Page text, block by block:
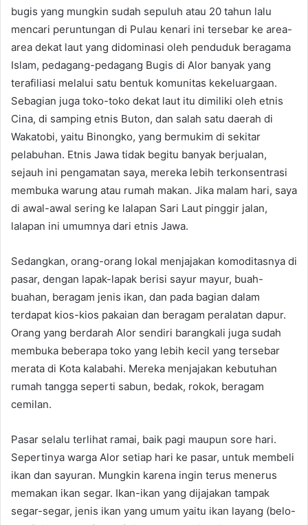
bugis yang mungkin sudah sepuluh atau 20 tahun lalu
mencari peruntungan di Pulau kenari ini tersebar ke area-
area dekat laut yang didominasi oleh penduduk beragama
Islam, pedagang-pedagang Bugis di Alor banyak yang
terafiliasi melalui satu bentuk komunitas kekeluargaan.
Sebagian juga toko-toko dekat laut itu dimiliki oleh etnis
Cina, di samping etnis Buton, dan salah satu daerah di
Wakatobi, yaitu Binongko, yang bermukim di sekitar
pelabuhan. Etnis Jawa tidak begitu banyak berjualan,
sejauh ini pengamatan saya, mereka lebih terkonsentrasi
membuka warung atau rumah makan. Jika malam hari, saya
di awal-awal sering ke lalapan Sari Laut pinggir jalan,
lalapan ini umumnya dari etnis Jawa.
Sedangkan, orang-orang lokal menjajakan komoditasnya di
pasar, dengan lapak-lapak berisi sayur mayur, buah-
buahan, beragam jenis ikan, dan pada bagian dalam
terdapat kios-kios pakaian dan beragam peralatan dapur.
Orang yang berdarah Alor sendiri barangkali juga sudah
membuka beberapa toko yang lebih kecil yang tersebar
merata di Kota kalabahi. Mereka menjajakan kebutuhan
rumah tangga seperti sabun, bedak, rokok, beragam
cemilan.
Pasar selalu terlihat ramai, baik pagi maupun sore hari.
Sepertinya warga Alor setiap hari ke pasar, untuk membeli
ikan dan sayuran. Mungkin karena ingin terus menerus
memakan ikan segar. Ikan-ikan yang dijajakan tampak
segar-segar, jenis ikan yang umum yaitu ikan layang (belo-